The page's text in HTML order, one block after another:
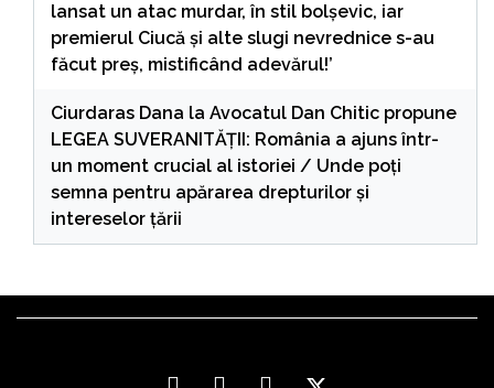
lansat un atac murdar, în stil bolșevic, iar
premierul Ciucă și alte slugi nevrednice s-au
făcut preș, mistificând adevărul!’
Ciurdaras Dana la Avocatul Dan Chitic propune
LEGEA SUVERANITĂȚII: România a ajuns într-
un moment crucial al istoriei / Unde poți
semna pentru apărarea drepturilor și
intereselor țării